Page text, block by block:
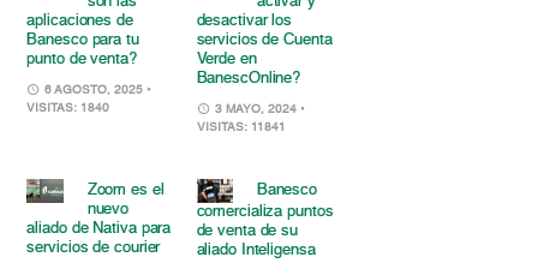
aplicaciones de
Banesco para tu
punto de venta?
6 AGOSTO, 2025 •
VISITAS: 1840
desactivar los
servicios de Cuenta
Verde en
BanescOnline?
3 MAYO, 2024 •
VISITAS: 11841
Zoom es el
nuevo
aliado de Nativa para
servicios de courier
Banesco
comercializa puntos
de venta de su
aliado Inteligensa